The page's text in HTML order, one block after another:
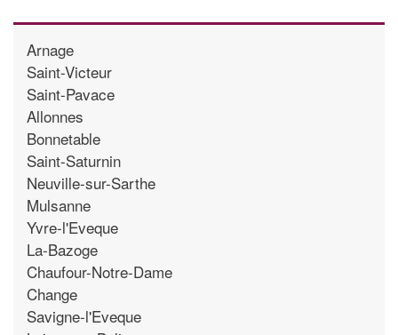
Arnage
Saint-Victeur
Saint-Pavace
Allonnes
Bonnetable
Saint-Saturnin
Neuville-sur-Sarthe
Mulsanne
Yvre-l'Eveque
La-Bazoge
Chaufour-Notre-Dame
Change
Savigne-l'Eveque